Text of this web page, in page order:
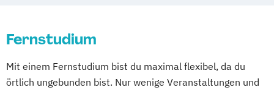
Studienzentrum Würzburg
Studienzentrum Linz
Studienzentrum Wien
Fernstudium
Mit einem Fernstudium bist du maximal flexibel, da du
örtlich ungebunden bist. Nur wenige Veranstaltungen und